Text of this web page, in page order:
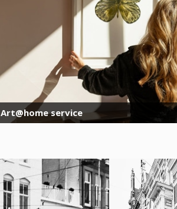
Art@home service